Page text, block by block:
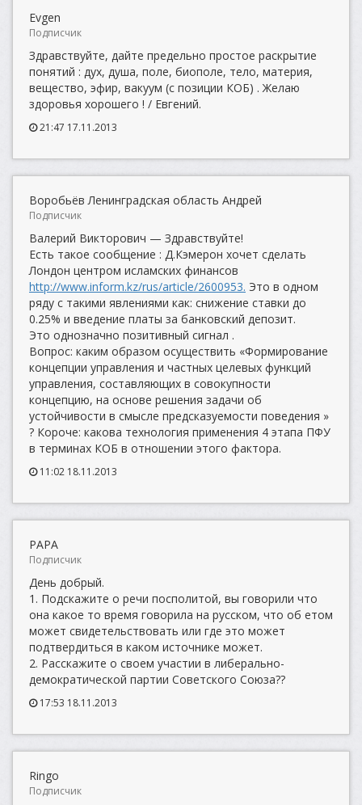
Evgen
Подписчик
Здравствуйте, дайте предельно простое раскрытие
понятий : дух, душа, поле, биополе, тело, материя,
вещество, эфир, вакуум (с позиции КОБ) . Желаю
здоровья хорошего ! / Евгений.
21:47 17.11.2013
Воробьёв Ленинградская область Андрей
Подписчик
Валерий Викторович — Здравствуйте!
Есть такое сообщение : Д.Кэмерон хочет сделать
Лондон центром исламских финансов
http://www.inform.kz/rus/article/2600953. Это в одном
ряду с такими явлениями как: снижение ставки до
0.25% и введение платы за банковский депозит.
Это однозначно позитивный сигнал .
Вопрос: каким образом осуществить «Формирование
концепции управления и частных целевых функций
управления, составляющих в совокупности
концепцию, на основе решения задачи об
устойчивости в смысле предсказуемости поведения »
? Короче: какова технология применения 4 этапа ПФУ
в терминах КОБ в отношении этого фактора.
11:02 18.11.2013
PAPA
Подписчик
День добрый.
1. Подскажите о речи посполитой, вы говорили что
она какое то время говорила на русском, что об етом
может свидетельствовать или где это может
подтвердиться в каком источнике может.
2. Расскажите о своем участии в либерально-
демократической партии Советского Союза??
17:53 18.11.2013
Ringo
Подписчик